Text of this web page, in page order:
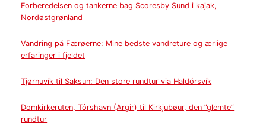
Forberedelsen og tankerne bag Scoresby Sund i kajak,
Nordøstgrønland
Vandring på Færøerne: Mine bedste vandreture og ærlige
erfaringer i fjeldet
Tjørnuvík til Saksun: Den store rundtur via Haldórsvík
Domkirkeruten, Tórshavn (Argir) til Kirkjubøur, den ”glemte”
rundtur